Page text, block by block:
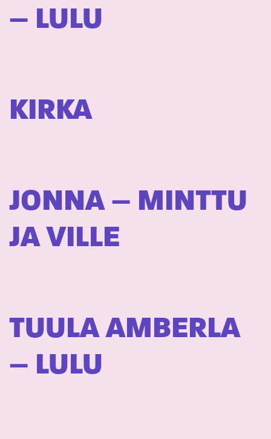
– LULU
KIRKA
JONNA – MINTTU
JA VILLE
TUULA AMBERLA
– LULU